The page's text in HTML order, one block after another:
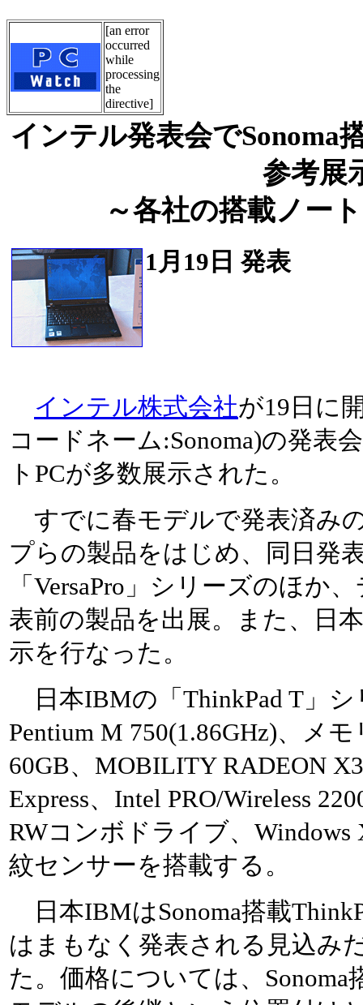
[an error
occurred
while
processing
the
directive]
インテル発表会でSonoma
参考展
～各社の搭載ノー
1月19日 発表
インテル株式会社が19日に
コードネーム:Sonoma)の発表
トPCが多数展示された。
すでに春モデルで発表済み
プらの製品をはじめ、同日発
「VersaPro」シリーズのほか
表前の製品を出展。また、日
示を行なった。
日本IBMの「ThinkPad T」
Pentium M 750(1.86GHz)、メ
60GB、MOBILITY RADEON
Express、Intel PRO/Wireless
RWコンボドライブ、Windows
紋センサーを搭載する。
日本IBMはSonoma搭載
はまもなく発表される見込み
た。価格については、